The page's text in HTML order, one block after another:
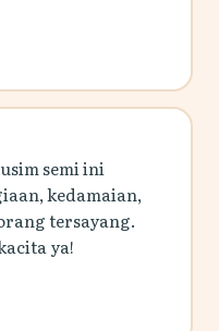
semi ini
kedamaian,
tersayang.
ya!